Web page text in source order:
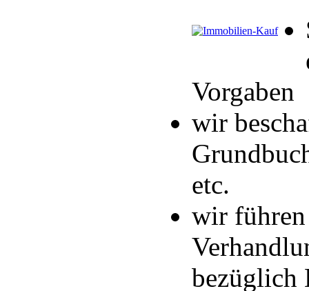
Vorgaben
wir
etc.
wir führen
bezüglich